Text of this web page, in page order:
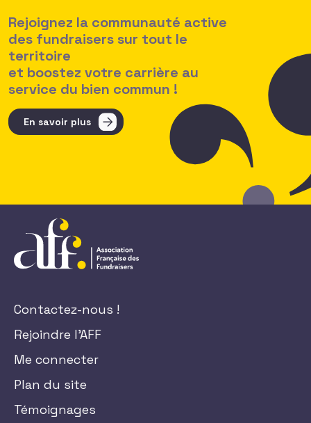
Rejoignez la communauté active
des fundraisers sur tout le
territoire
et boostez votre carrière au
service du bien commun !
En savoir plus
Contactez-nous !
Rejoindre l'AFF
Me connecter
Plan du site
Témoignages